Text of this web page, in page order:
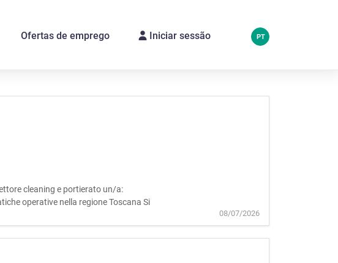
Ofertas de emprego Iniciar sessão PT
cleaning e portierato un/a:
operative nella regione Toscana Si
08/07/2026